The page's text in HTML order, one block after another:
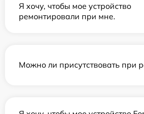
Я хочу, чтобы мое устройство
ремонтировали при мне.
Можно ли присутствовать при